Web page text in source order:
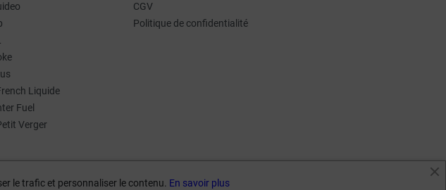
Liquide
Fuel
Verger
CGV
Politique de confidentialité
le trafic et personnaliser le contenu. En savoir plus